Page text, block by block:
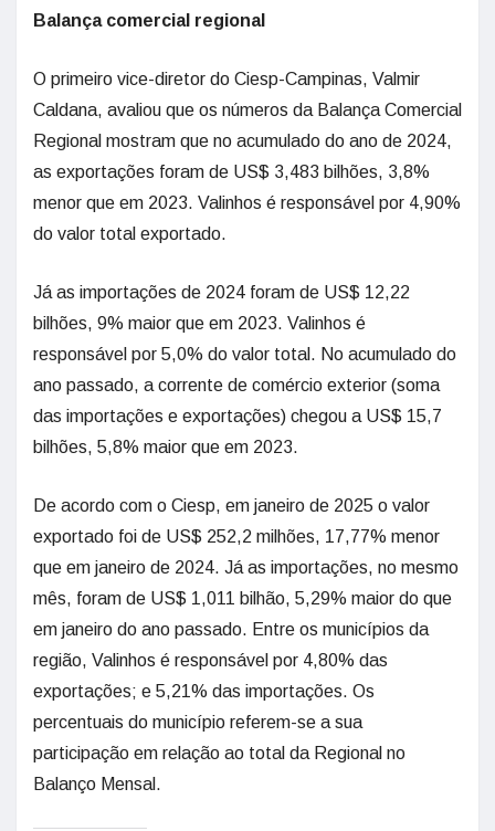
Balança comercial regional
O primeiro vice-diretor do Ciesp-Campinas, Valmir
Caldana, avaliou que os números da Balança Comercial
Regional mostram que no acumulado do ano de 2024,
as exportações foram de US$ 3,483 bilhões, 3,8%
menor que em 2023. Valinhos é responsável por 4,90%
do valor total exportado.
Já as importações de 2024 foram de US$ 12,22
bilhões, 9% maior que em 2023. Valinhos é
responsável por 5,0% do valor total. No acumulado do
ano passado, a corrente de comércio exterior (soma
das importações e exportações) chegou a US$ 15,7
bilhões, 5,8% maior que em 2023.
De acordo com o Ciesp, em janeiro de 2025 o valor
exportado foi de US$ 252,2 milhões, 17,77% menor
que em janeiro de 2024. Já as importações, no mesmo
mês, foram de US$ 1,011 bilhão, 5,29% maior do que
em janeiro do ano passado. Entre os municípios da
região, Valinhos é responsável por 4,80% das
exportações; e 5,21% das importações. Os
percentuais do município referem-se a sua
participação em relação ao total da Regional no
Balanço Mensal.